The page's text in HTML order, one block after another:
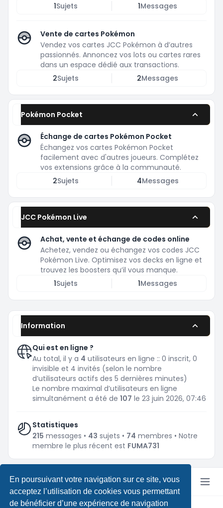
En poursuivant votre navigation sur ce site, vous
acceptez l’utilisation de cookies vous permettant
de bénéficier d’une expérience de navigation
1Sujets 1Messages
Vente de cartes Pokémon
Vendez vos cartes JCC Pokémon à d’autres
passionnés. Annoncez vos lots ou cartes rares
dans un espace dédié aux transactions.
2Sujets 2Messages
Pokémon Pocket
Échange de cartes Pokémon Pocket
Échangez vos cartes Pokémon Pocket
facilement avec d'autres joueurs. Complétez
vos extensions grâce à la communauté.
2Sujets 4Messages
JCC Pokémon Live
Achat, vente et échange de codes online
Achetez, vendez ou échangez vos codes JCC
Pokémon Live. Optimisez vos decks en ligne et
trouvez les boosters qu’il vous manque.
1Sujets 1Messages
Information
Qui est en ligne ?
Au total, il y a 4 utilisateurs en ligne :: 0 inscrit, 0
invisible et 4 invités (selon le nombre
d’utilisateurs actifs des 5 dernières minutes)
Le nombre maximal d’utilisateurs en ligne
simultanément a été de 107 le 23 juin 2026, 07:46
Statistiques
215 messages • 43 sujets • 74 membres • Notre
membre le plus récent est FUMA731